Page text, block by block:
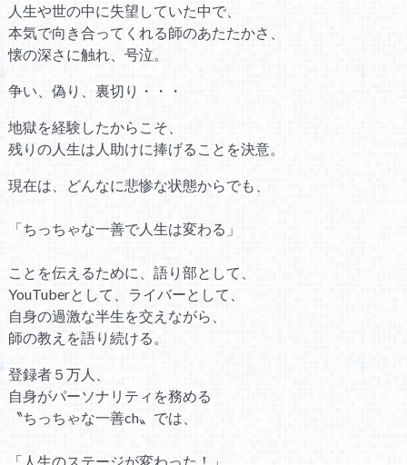
人生や世の中に失望していた中で、
本気で向き合ってくれる師のあたたかさ、
懐の深さに触れ、号泣。
争い、偽り、裏切り・・・
地獄を経験したからこそ、
残りの人生は人助けに捧げることを決意。
現在は、どんなに悲惨な状態からでも、
「ちっちゃな一善で人生は変わる」
ことを伝えるために、語り部として、
YouTuberとして、ライバーとして、
自身の過激な半生を交えながら、
師の教えを語り続ける。
登録者５万人、
自身がパーソナリティを務める
〝ちっちゃな一善ch〟では、
「人生のステージが変わった！」